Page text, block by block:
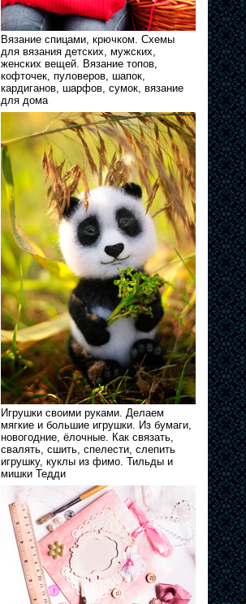
Вязание спицами, крючком. Схемы
для вязания детских, мужских,
женских вещей. Вязание топов,
кофточек, пуловеров, шапок,
кардиганов, шарфов, сумок, вязание
для дома
Игрушки своими руками. Делаем
мягкие и большие игрушки. Из бумаги,
новогодние, ёлочные. Как связать,
свалять, сшить, спелести, слепить
игрушку, куклы из фимо. Тильды и
мишки Тедди